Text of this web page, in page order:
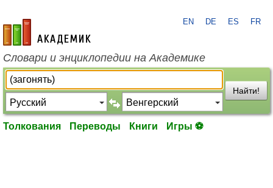
academic.ru
EN DE ES FR
Словари и энциклопедии на Академике
Найти!
Толкования Переводы Книги Игры ⚽